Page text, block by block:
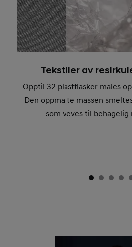
Tekstiler av
Opptil 32 plastflasker males
Den oppmalte massen
som veves til behagelig